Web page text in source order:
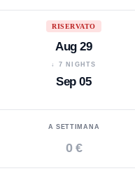
RISERVATO
Aug 29
↓ 7 NIGHTS
Sep 05
A SETTIMANA
0 €